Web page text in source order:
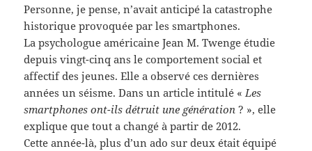
Personne, je pense, n’avait anticipé la catastrophe
historique provoquée par les smartphones.
La psychologue américaine Jean M. Twenge étudie
depuis vingt-cinq ans le comportement social et
affectif des jeunes. Elle a observé ces dernières
années un séisme. Dans un article intitulé « Les
smartphones ont-ils détruit une génération ? », elle
explique que tout a changé à partir de 2012.
Cette année-là, plus d’un ado sur deux était équipé